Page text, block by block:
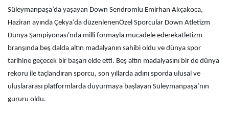
Süleymanpaşa’da yaşayan Down Sendromlu Emirhan Akçakoca,
Haziran ayında Çekya’da düzenlenenÖzel Sporcular Down Atletizm
Dünya Şampiyonası'nda milli formayla mücadele ederekatletizm
branşında beş dalda altın madalyanın sahibi oldu ve dünya spor
tarihine geçecek bir başarı elde etti. Beş altın madalyasını bir de dünya
rekoru ile taçlandıran sporcu, son yıllarda adını sporda ulusal ve
uluslararası platformlarda duyurmaya başlayan Süleymanpaşa’nın
gururu oldu.